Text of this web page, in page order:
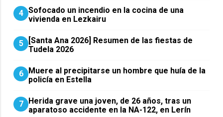
4 Sofocado un incendio en la cocina de una
vivienda en Lezkairu
5
[Santa Ana 2026] Resumen de las fiestas de
Tudela 2026
6 Muere al precipitarse un hombre que huía de la
policía en Estella
7 Herida grave una joven, de 26 años, tras un
aparatoso accidente en la NA-122, en Lerín